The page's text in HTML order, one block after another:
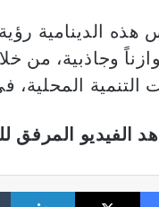
هذه الدينامية
وجاذبية، من
التنمية المحلية،
الفيديو المرفق
Facebook
X